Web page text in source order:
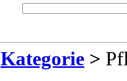
Kategorie >